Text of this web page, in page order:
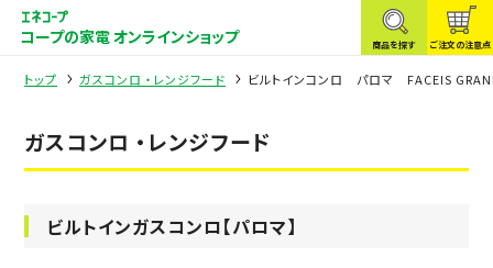
コープの家電 オンラインショップ 商品を探す ご注文の注意点
トップ ガスコンロ ・レンジフード ビルトインコンロ パロマ FACEIS
ガスコンロ ・レンジフード
ビルトインガスコンロ【パロマ】